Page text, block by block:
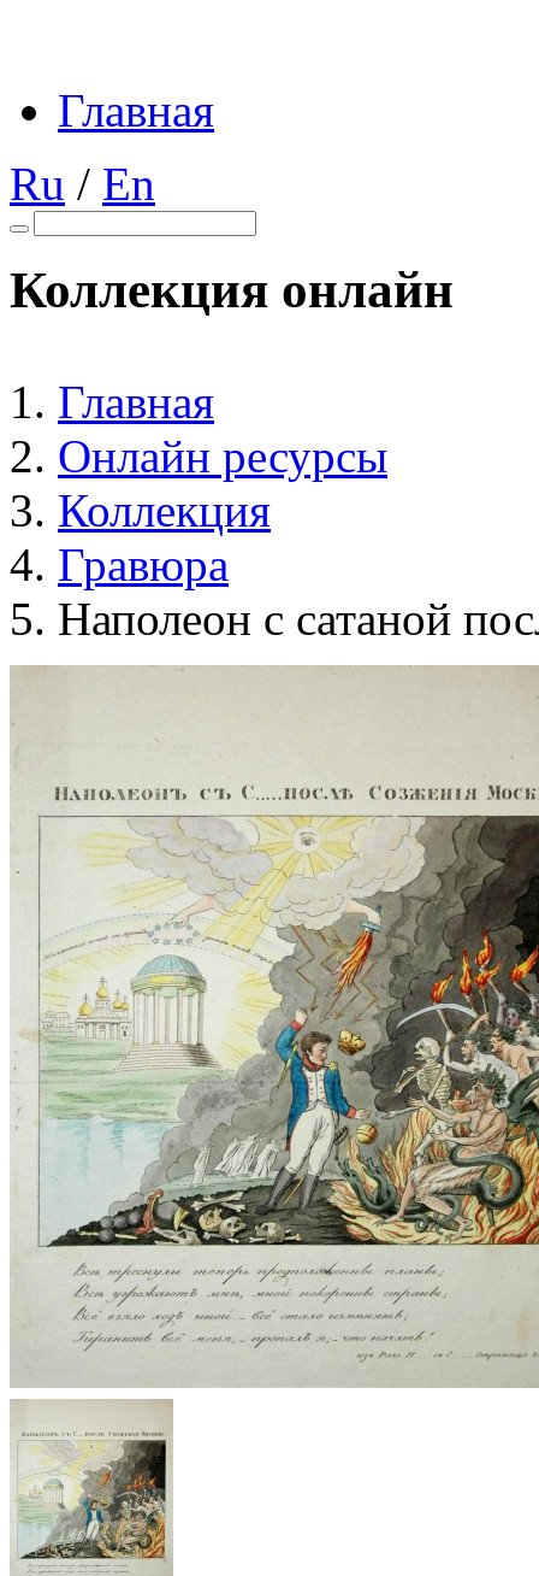
Главная
Ru / En
Коллекция онлайн
Главная
Онлайн ресурсы
Коллекция
Гравюра
Наполеон с сатаной